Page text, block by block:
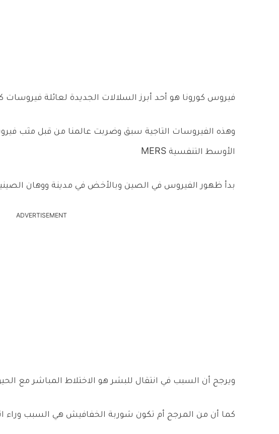
فيروس كورونا هو أحد أبرز السلالات الجديدة لعائلة فيروسات
الأوسط التنفسية MERS
بدأ ظهور الفيروس في الصين وبالأخض في مدينة ووهان
ADVERTISEMENT
ويرجح أن السبب في انتقال للبشر هو الاختلاط المباشر مع
كما أن من المرجح أم تكون شوربة الخفافيش هي السبب وراء